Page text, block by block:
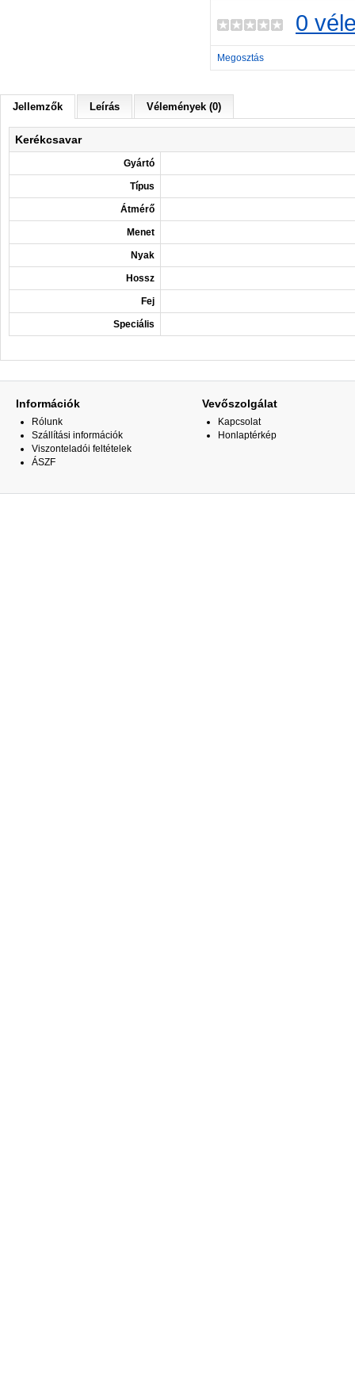
0
Megosztás
Jellemzők Leírás Vélemények (0)
Kerékcsavar
Gyártó
Típus
Átmérő
Menet
Nyak
Hossz
Fej
Speciális
Információk
Rólunk
Szállítási információk
Viszonteladói feltételek
ÁSZF
Vevőszolgálat
Kapcsolat
Honlaptérkép